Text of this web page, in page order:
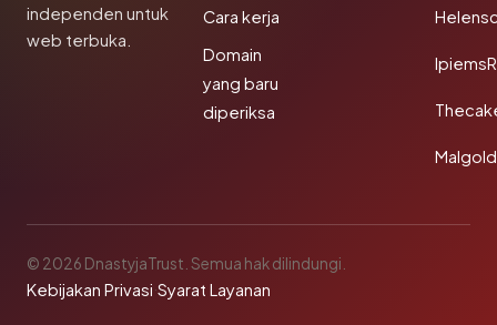
independen untuk
web terbuka.
Cara kerja
Domain
yang baru
diperiksa
© 2026 DnastyjaTrust. Semua hak dilindungi.
Kebijakan Privasi·Syarat Layanan